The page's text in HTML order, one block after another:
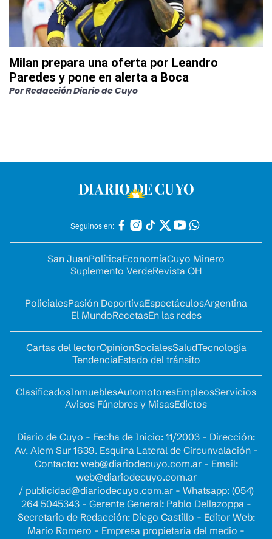
Milan prepara una oferta por Leandro
Paredes y pone en alerta a Boca
PorRedacción Diario de Cuyo
Seguinos en:
San JuanPolíticaEconomíaCuyo Minero
Suplemento VerdeRevista OH
PolicialesPasión DeportivaEspectáculosArgentina
El MundoRecetasEn las redes
Cartas del lectorOpinionSocialesSaludTecnología
TendenciaEstado del tránsito
ClasificadosInmueblesAutomotoresEmpleosServicios
Avisos Fúnebres y MisasEdictos
Diario de Cuyo - Fecha de Inicio: 11/2003 - Dirección:
Av. Alem Sur 1639. Esquina Lateral de Circunvalación -
Contacto: web@diariodecuyo.com.ar- Email:
web@diariodecuyo.com.ar
/ publicidad@diariodecuyo.com.ar- Whatsapp: (054)
264 5045343 - Gerente General: Pablo Dellazoppa -
Secretario de Redacción: Diego Castillo - Editor Web:
Mario Romero - Empresa propietaria del medio -